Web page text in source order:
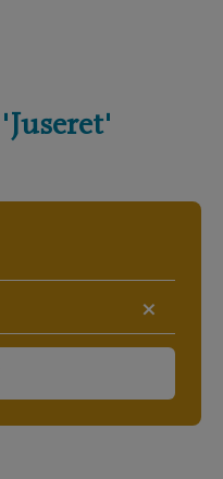
'Juseret'
×